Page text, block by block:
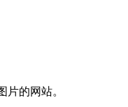
的网站。